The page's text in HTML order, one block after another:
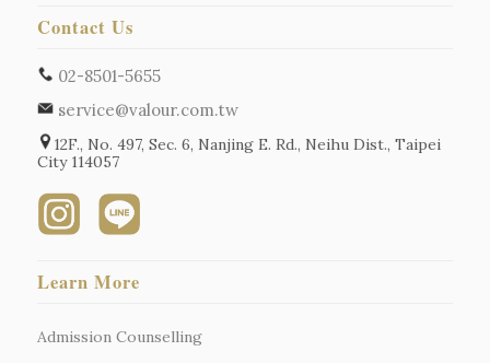
Contact Us
02-8501-5655
service@valour.com.tw
12F., No. 497, Sec. 6, Nanjing E. Rd., Neihu Dist., Taipei
City 114057
Learn More
Admission Counselling